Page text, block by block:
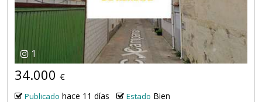
1
34.000 €
Publicado hace 11 días Estado Bien